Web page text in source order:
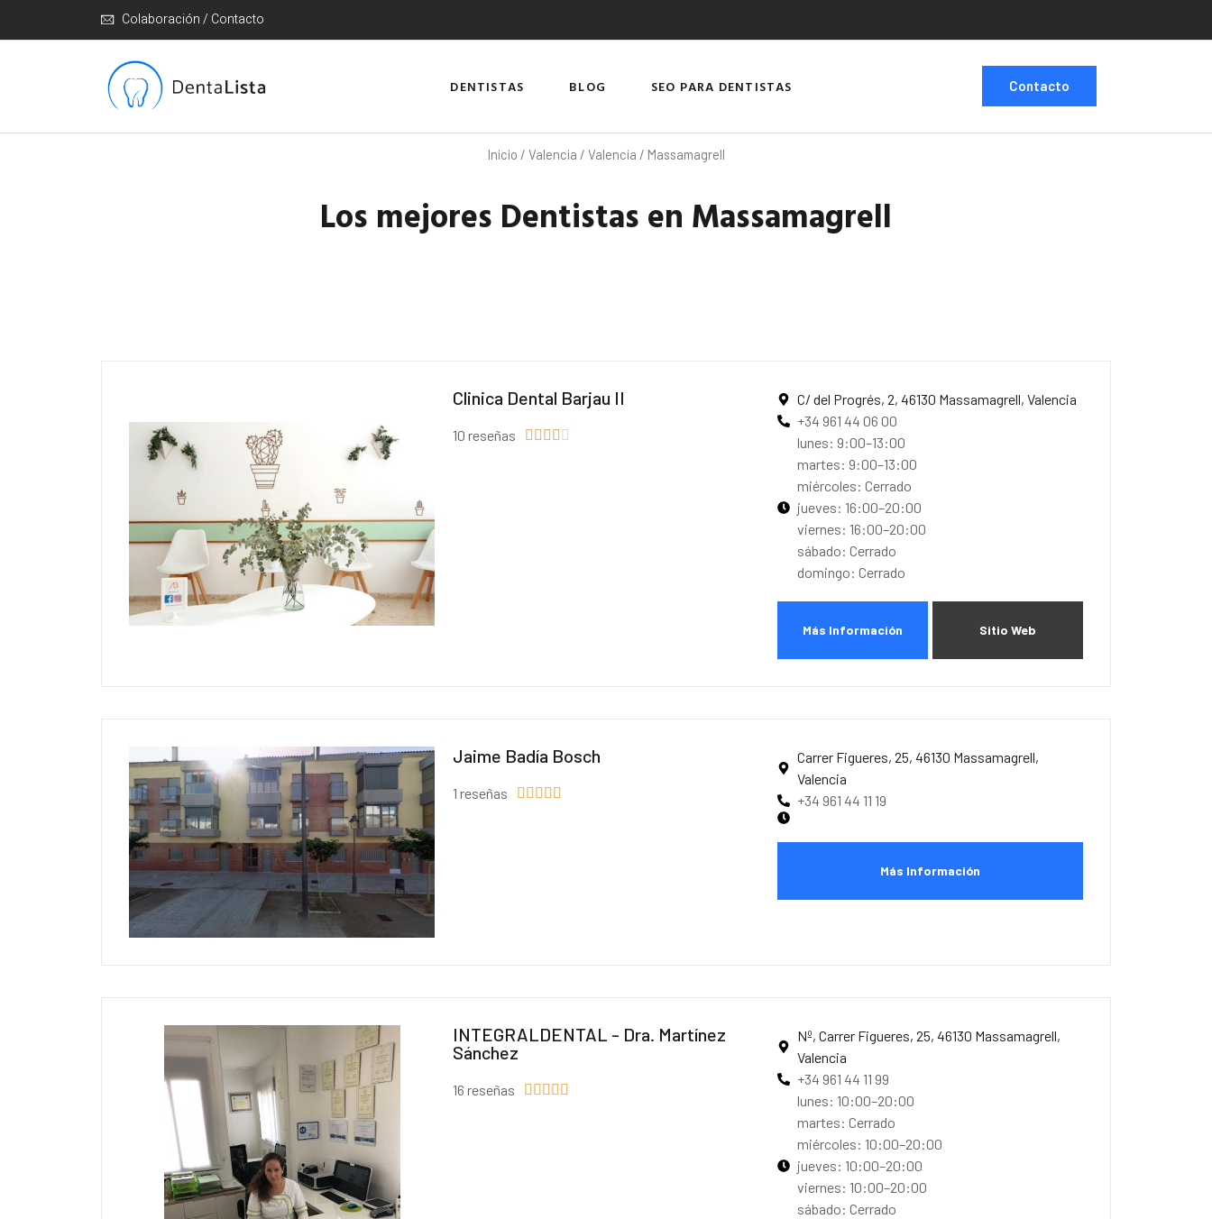
Colaboración / Contacto
DENTISTAS BLOG SEO PARA DENTISTAS Contacto
Inicio / Valencia / Valencia / Massamagrell
Los mejores Dentistas en Massamagrell
Clinica Dental Barjau II
10 reseñas     
C/ del Progrés, 2, 46130 Massamagrell, Valencia
+34 961 44 06 00
lunes: 9:00–13:00
martes: 9:00–13:00
miércoles: Cerrado
jueves: 16:00–20:00
viernes: 16:00–20:00
sábado: Cerrado
domingo: Cerrado
Más Información Sitio Web
Jaime Badía Bosch
1 reseñas     
Carrer Figueres, 25, 46130 Massamagrell,
Valencia
+34 961 44 11 19
Más Información
INTEGRALDENTAL - Dra. Martínez
Sánchez
16 reseñas     
Nº, Carrer Figueres, 25, 46130 Massamagrell,
Valencia
+34 961 44 11 99
lunes: 10:00–20:00
martes: Cerrado
miércoles: 10:00–20:00
jueves: 10:00–20:00
viernes: 10:00–20:00
sábado: Cerrado